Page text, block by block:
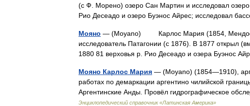
(с Ф. Морено) озеро Сан Мартин и исследовал
Рио Десеадо и озеро Буэнос Айрес; исследовал
Мояно — (Moyano) Карлос Мария (1854, Мендоса,
исследователь Патагонии (с 1876). В 1877 открыл
1880 81 верховья р. Рио Десеадо и озера Буэнос
Мояно Карлос Мария — (Moyano) (1854—1910),
работах по демаркации аргентино чилийской
Аргентинские Анды. Провёл гидрографическое
Энциклопедический справочник «Латинская Америка»